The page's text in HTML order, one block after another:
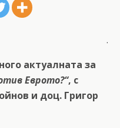
.
актуалната за
Eврото?“, с
и доц. Григор